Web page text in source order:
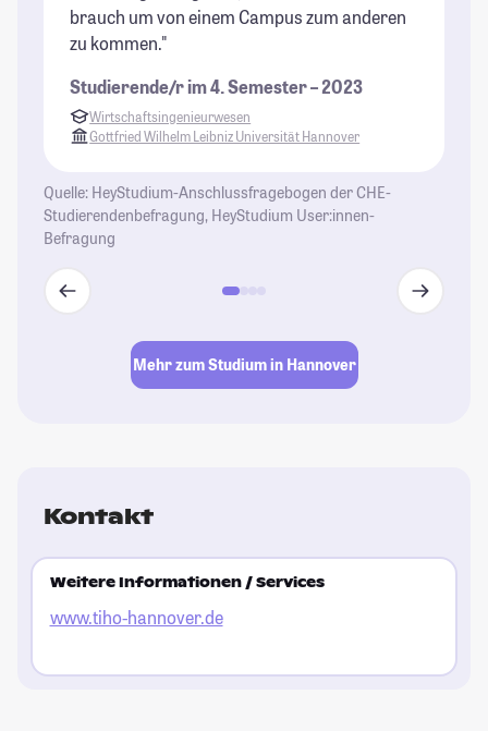
brauch um von einem Campus zum anderen
zu kommen."
Studierende/r im 4. Semester – 2023
Wirtschaftsingenieurwesen
Gottfried Wilhelm Leibniz Universität Hannover
Quelle: HeyStudium-Anschlussfragebogen der CHE-
Studierendenbefragung, HeyStudium User:innen-
Befragung
Mehr zum Studium in Hannover
Kontakt
Weitere Informationen / Services
www.tiho-hannover.de